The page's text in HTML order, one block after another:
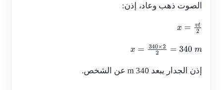
الصوت ذهب وعاد، إذن:
x =v 2
x =340×22 =340m
إذن الجدار يبعد 340 m عن الشخص.